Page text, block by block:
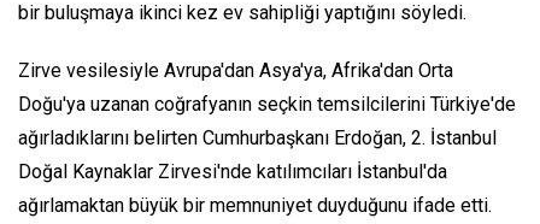
bir buluşmaya ikinci kez ev sahipliği yaptığını söyledi.
Zirve vesilesiyle Avrupa'dan Asya'ya, Afrika'dan Orta
Doğu'ya uzanan coğrafyanın seçkin temsilcilerini Türkiye'de
ağırladıklarını belirten Cumhurbaşkanı Erdoğan, 2. İstanbul
Doğal Kaynaklar Zirvesi'nde katılımcıları İstanbul'da
ağırlamaktan büyük bir memnuniyet duyduğunu ifade etti.